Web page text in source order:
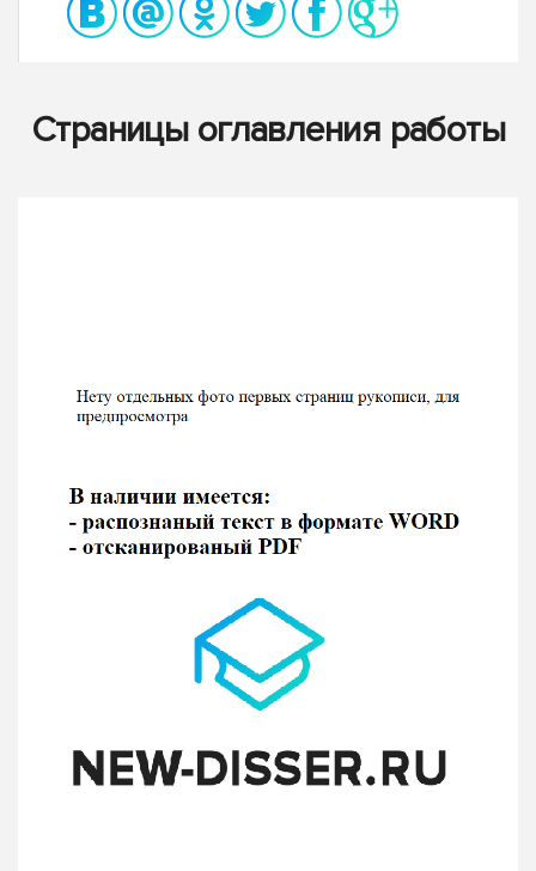
Страницы оглавления работы